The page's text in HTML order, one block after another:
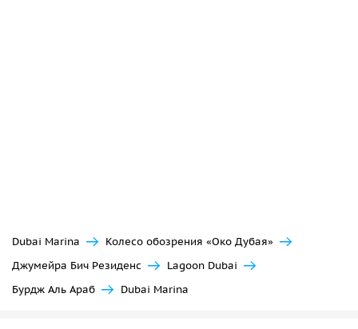
Dubai Marina
Колесо обозрения «Око Дубая»
Джумейра Бич Резиденс
Lagoon Dubai
Бурдж Аль Араб
Dubai Marina